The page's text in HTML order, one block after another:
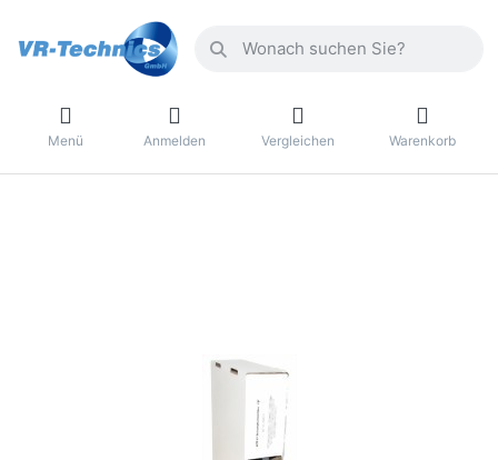
Menü Anmelden Vergleichen Warenkorb